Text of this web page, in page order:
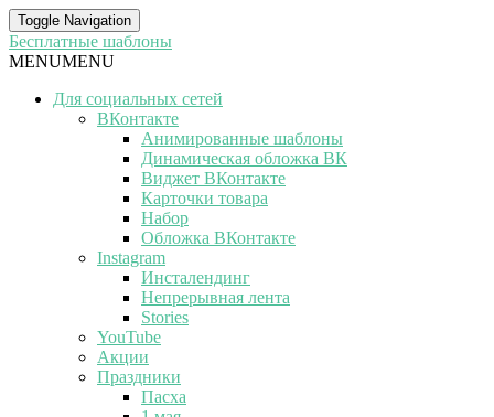
Toggle Navigation
Бесплатные шаблоны
MENUMENU
Для социальных сетей
ВКонтакте
Анимированные шаблоны
Динамическая обложка ВК
Виджет ВКонтакте
Карточки товара
Набор
Обложка ВКонтакте
Instagram
Инсталендинг
Непрерывная лента
Stories
YouTube
Акции
Праздники
Пасха